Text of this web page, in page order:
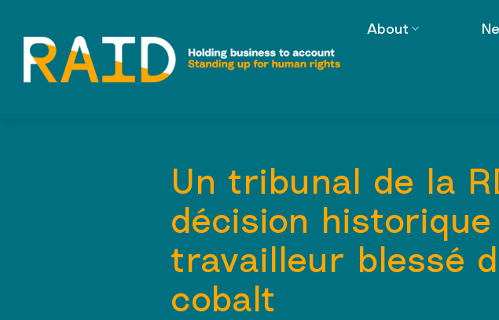
content
About
Un tribunal de la
décision historique
travailleur blessé
cobalt